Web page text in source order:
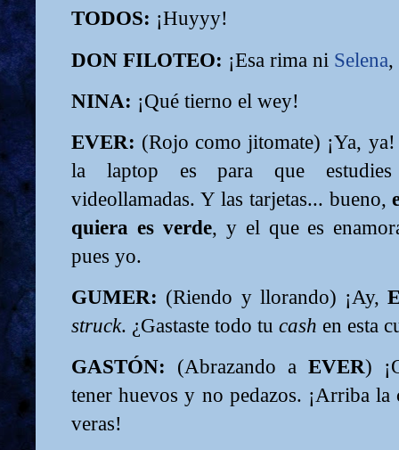
TODOS: ¡Huyyy!
DON FILOTEO: ¡Esa rima ni Selena,
NINA: ¡Qué tierno el wey!
EVER: (Rojo como jitomate) ¡Ya,
la laptop es para que
videollamadas. Y las tarjetas... bueno,
quiera es verde, y el que es
pues yo.
GUMER: (Riendo y llorando) ¡Ay,
struck. ¿Gastaste todo tu cash en esta
GASTÓN: (Abrazando a EVER)
tener huevos y no pedazos. ¡Arriba la
veras!